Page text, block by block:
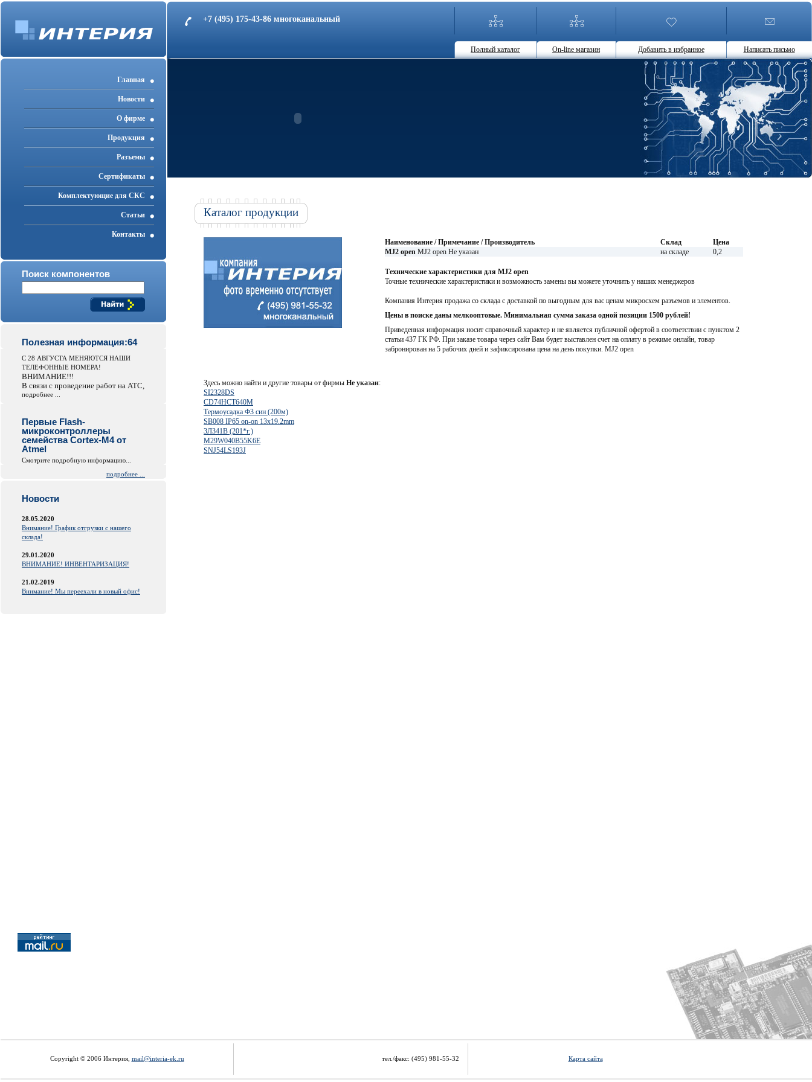
+7 (495) 175-43-86 многоканальный
Полный каталог On-line магазин Добавить в избранное Написать письмо
Главная
Новости
О фирме
Продукция
Разъемы
Cертификаты
Комплектующие для СКС
Статьи
Контакты
Поиск компонентов
Полезная информация:64
С 28 АВГУСТА МЕНЯЮТСЯ НАШИ
ТЕЛЕФОННЫЕ НОМЕРА!
ВНИМАНИЕ!!!
В связи с проведение работ на АТС,
подробнее ...
Первые Flash-
микроконтроллеры
семейства Cortex-M4 от
Atmel
Смотрите подробную информацию...
подробнее ...
Новости
28.05.2020
Внимание! График отгрузки с нашего
склада!
29.01.2020
ВНИМАНИЕ! ИНВЕНТАРИЗАЦИЯ!
21.02.2019
Внимание! Мы переехали в новый офис!
Каталог продукции
Наименование / Примечание / Производитель Склад
Цена
MJ2 open MJ2 open Не указан на складе 0,2
Технические характеристики для MJ2 open
Точные технические характеристики и возможность замены вы можете уточнить у наших менеджеров
Компания Интерия продажа со склада с доставкой по выгодным для вас ценам микросхем разъемов и элементов.
Цены в поиске даны мелкооптовые. Минимальная сумма заказа одной позиции 1500 рублей!
Приведенная информация носит справочный характер и не является публичной офертой в соответствии с пунктом 2
статьи 437 ГК РФ. При заказе товара через сайт Вам будет выставлен счет на оплату в режиме онлайн, товар
забронирован на 5 рабочих дней и зафиксирована цена на день покупки. MJ2 open
Здесь можно найти и другие товары от фирмы Не указан:
SI2328DS
CD74HCT640M
Термоусадка Ф3 син (200м)
SB008 IP65 on-on 13x19.2mm
3Л341В (201*г.)
M29W040B55K6E
SNJ54LS193J
Copyright © 2006 Интерия, mail@interia-ek.ru тел./факс: (495) 981-55-32 Карта сайта